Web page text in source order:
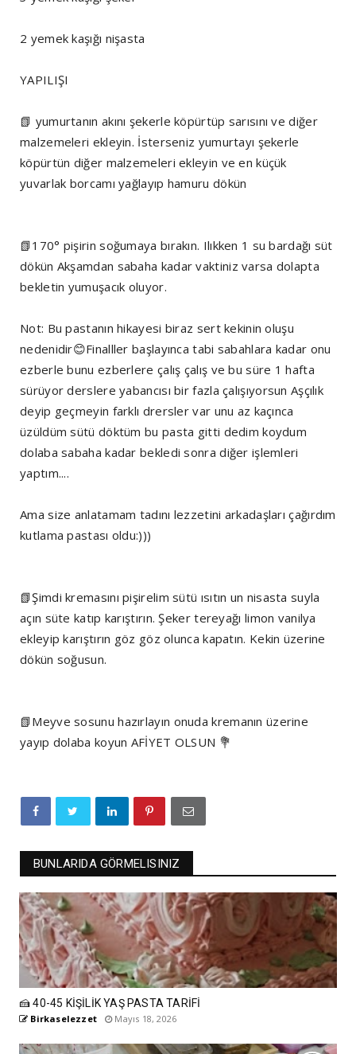
2 yemek kaşığı nişasta
YAPILIŞI
📗 yumurtanın akını şekerle köpürtüp sarısını ve diğer
malzemeleri ekleyin. İsterseniz yumurtayı şekerle
köpürtün diğer malzemeleri ekleyin ve en küçük
yuvarlak borcamı yağlayıp hamuru dökün
📗170° pişirin soğumaya bırakın. Ilıkken 1 su bardağı süt
dökün Akşamdan sabaha kadar vaktiniz varsa dolapta
bekletin yumuşacık oluyor.
Not: Bu pastanın hikayesi biraz sert kekinin oluşu
nedenidir😊Finalller başlayınca tabi sabahlara kadar onu
ezberle bunu ezberlere çalış çalış ve bu süre 1 hafta
sürüyor derslere yabancısı bir fazla çalışıyorsun Aşçılık
deyip geçmeyin farklı drersler var unu az kaçınca
üzüldüm sütü döktüm bu pasta gitti dedim koydum
dolaba sabaha kadar bekledi sonra diğer işlemleri
yaptım....
Ama size anlatamam tadını lezzetini arkadaşları çağırdım
kutlama pastası oldu:)))
📗Şimdi kremasını pişirelim sütü ısıtın un nisasta suyla
açın süte katıp karıştırın. Şeker tereyağı limon vanilya
ekleyip karıştırın göz göz olunca kapatın. Kekin üzerine
dökün soğusun.
📗Meyve sosunu hazırlayın onuda kremanın üzerine
yayıp dolaba koyun AFİYET OLSUN 💐
BUNLARIDA GÖRMELISINIZ
🍰 40-45 KİŞİLİK YAŞ PASTA TARİFİ
Birkaselezzet Mayıs 18, 2026